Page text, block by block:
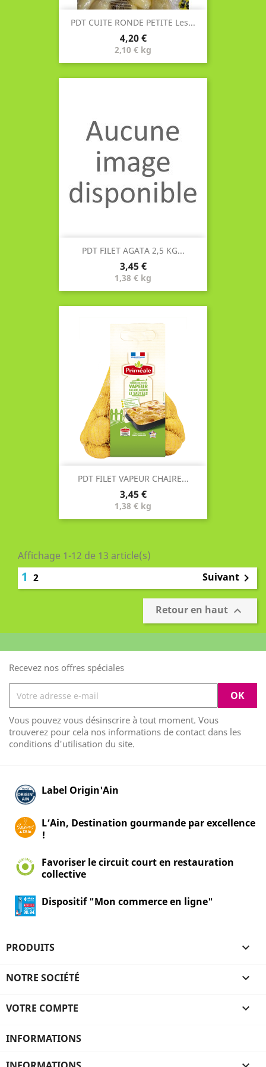
PDT CUITE RONDE PETITE Les...
Prix
4,20 €
2,10 € kg
PDT FILET AGATA 2,5 KG...
Prix
3,45 €
1,38 € kg
PDT FILET VAPEUR CHAIRE...
Prix
3,45 €
1,38 € kg
Affichage 1-12 de 13 article(s)
1 2 Suivant 
Retour en haut 
Recevez nos offres spéciales
Vous pouvez vous désinscrire à tout moment. Vous
trouverez pour cela nos informations de contact dans les
conditions d'utilisation du site.
Label Origin'Ain
L’Ain, Destination gourmande par excellence
!
Favoriser le circuit court en restauration
collective
Dispositif "Mon commerce en ligne"
PRODUITS 
NOTRE SOCIÉTÉ 
VOTRE COMPTE 
INFORMATIONS